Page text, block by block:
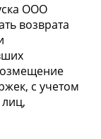
ООО
возврата
с учетом